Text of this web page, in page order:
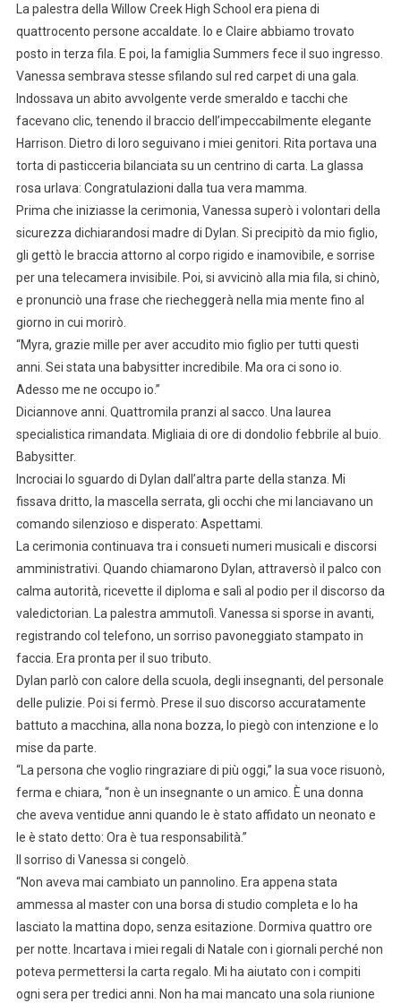
La palestra della Willow Creek High School era piena di
quattrocento persone accaldate. Io e Claire abbiamo trovato
posto in terza fila. E poi, la famiglia Summers fece il suo ingresso.
Vanessa sembrava stesse sfilando sul red carpet di una gala.
Indossava un abito avvolgente verde smeraldo e tacchi che
facevano clic, tenendo il braccio dell’impeccabilmente elegante
Harrison. Dietro di loro seguivano i miei genitori. Rita portava una
torta di pasticceria bilanciata su un centrino di carta. La glassa
rosa urlava: Congratulazioni dalla tua vera mamma.
Prima che iniziasse la cerimonia, Vanessa superò i volontari della
sicurezza dichiarandosi madre di Dylan. Si precipitò da mio figlio,
gli gettò le braccia attorno al corpo rigido e inamovibile, e sorrise
per una telecamera invisibile. Poi, si avvicinò alla mia fila, si chinò,
e pronunciò una frase che riecheggerà nella mia mente fino al
giorno in cui morirò.
“Myra, grazie mille per aver accudito mio figlio per tutti questi
anni. Sei stata una babysitter incredibile. Ma ora ci sono io.
Adesso me ne occupo io.”
Diciannove anni. Quattromila pranzi al sacco. Una laurea
specialistica rimandata. Migliaia di ore di dondolio febbrile al buio.
Babysitter.
Incrociai lo sguardo di Dylan dall’altra parte della stanza. Mi
fissava dritto, la mascella serrata, gli occhi che mi lanciavano un
comando silenzioso e disperato: Aspettami.
La cerimonia continuava tra i consueti numeri musicali e discorsi
amministrativi. Quando chiamarono Dylan, attraversò il palco con
calma autorità, ricevette il diploma e salì al podio per il discorso da
valedictorian. La palestra ammutolì. Vanessa si sporse in avanti,
registrando col telefono, un sorriso pavoneggiato stampato in
faccia. Era pronta per il suo tributo.
Dylan parlò con calore della scuola, degli insegnanti, del personale
delle pulizie. Poi si fermò. Prese il suo discorso accuratamente
battuto a macchina, alla nona bozza, lo piegò con intenzione e lo
mise da parte.
“La persona che voglio ringraziare di più oggi,” la sua voce risuonò,
ferma e chiara, “non è un insegnante o un amico. È una donna
che aveva ventidue anni quando le è stato affidato un neonato e
le è stato detto: Ora è tua responsabilità.”
Il sorriso di Vanessa si congelò.
“Non aveva mai cambiato un pannolino. Era appena stata
ammessa al master con una borsa di studio completa e lo ha
lasciato la mattina dopo, senza esitazione. Dormiva quattro ore
per notte. Incartava i miei regali di Natale con i giornali perché non
poteva permettersi la carta regalo. Mi ha aiutato con i compiti
ogni sera per tredici anni. Non ha mai mancato una sola riunione